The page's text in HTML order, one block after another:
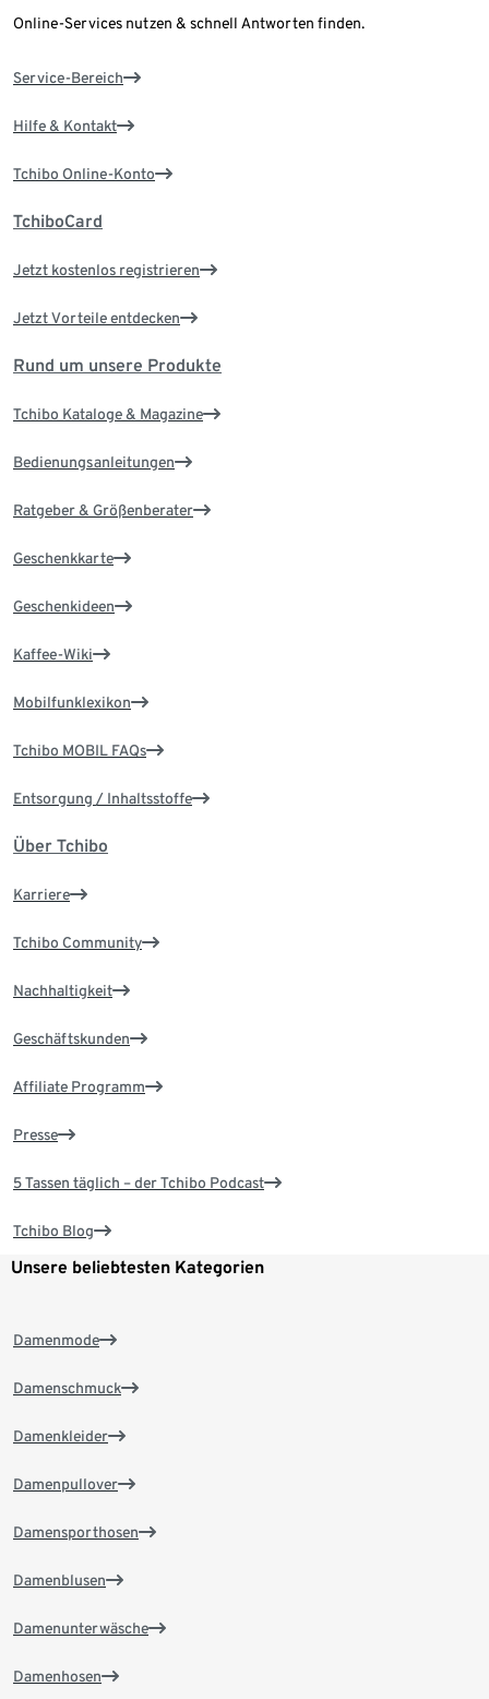
Online-Services nutzen & schnell Antworten finden.
Service-Bereich
Hilfe & Kontakt
Tchibo Online-Konto
TchiboCard
Jetzt kostenlos registrieren
Jetzt Vorteile entdecken
Rund um unsere Produkte
Tchibo Kataloge & Magazine
Bedienungsanleitungen
Ratgeber & Größenberater
Geschenkkarte
Geschenkideen
Kaffee-Wiki
Mobilfunklexikon
Tchibo MOBIL FAQs
Entsorgung / Inhaltsstoffe
Über Tchibo
Karriere
Tchibo Community
Nachhaltigkeit
Geschäftskunden
Affiliate Programm
Presse
5 Tassen täglich – der Tchibo Podcast
Tchibo Blog
Unsere beliebtesten Kategorien
Damenmode
Damenschmuck
Damenkleider
Damenpullover
Damensporthosen
Damenblusen
Damenunterwäsche
Damenhosen